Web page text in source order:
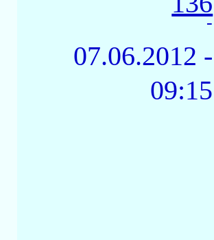
-
07.06.2012 -
09:15